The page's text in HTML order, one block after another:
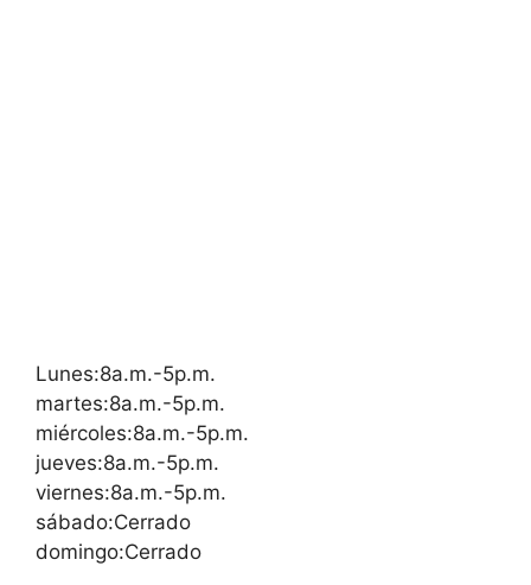
Lunes:8a.m.-5p.m.
martes:8a.m.-5p.m.
miércoles:8a.m.-5p.m.
jueves:8a.m.-5p.m.
viernes:8a.m.-5p.m.
sábado:Cerrado
domingo:Cerrado